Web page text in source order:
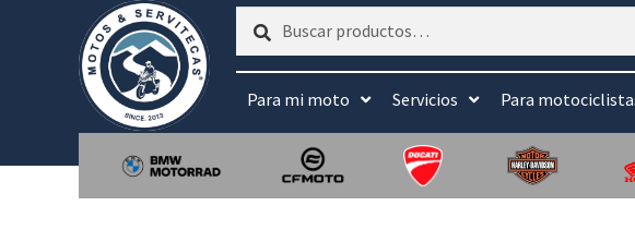
Buscar
Buscar
Para mi moto Servicios Para